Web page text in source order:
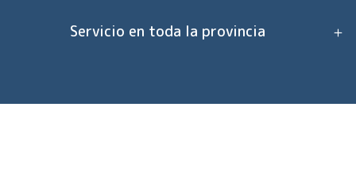
Servicio en toda la provincia